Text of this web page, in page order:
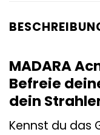
MADARA
Befreie
dein
Kennst du das